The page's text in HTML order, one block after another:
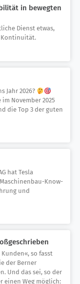
in bewegten
Dienst etwas,
Kontinuität.
Jahr 2026?
November 2025
die Top 3 der guten
hat Tesla
Know-
und
so fasst
der Berner
Und das sei, so der
einen Weg möglich: